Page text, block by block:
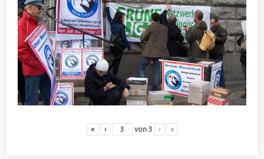
« ‹ von 3 › »